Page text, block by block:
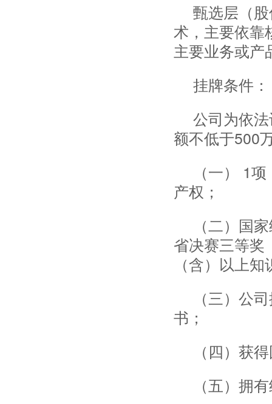
甄选层（
术，主要依靠
主要业务或产
挂牌条件：
公司为依
额不低于500
（一） 1
产权；
（二）国
省决赛三等奖
（含）以上
（三）公
书；
（四）获
（五）拥